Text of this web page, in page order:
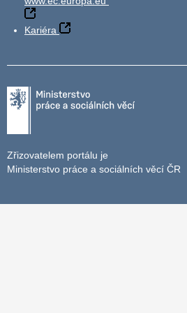
Kariéra
Zřizovatelem portálu je
Ministerstvo práce a sociálních věcí ČR